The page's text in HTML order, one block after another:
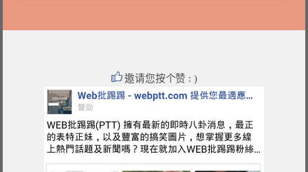
邀请您按个赞 : )